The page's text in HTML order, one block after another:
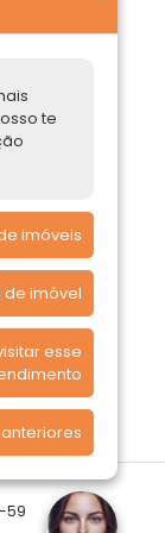
te
imóveis
imóvel
esse
59